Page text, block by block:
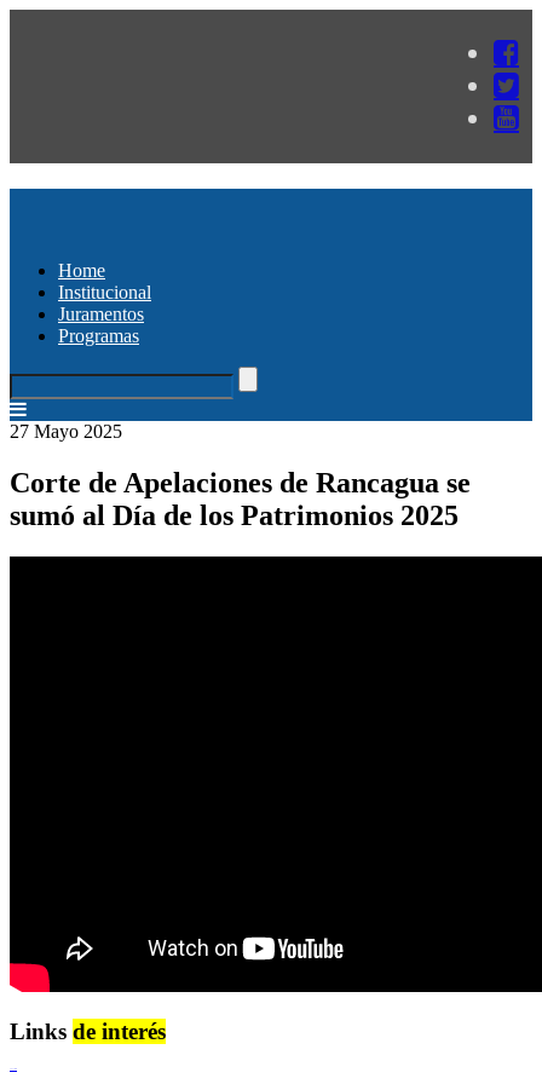
Home
Institucional
Juramentos
Programas
27 Mayo 2025
Corte de Apelaciones de Rancagua se
sumó al Día de los Patrimonios 2025
Links de interés